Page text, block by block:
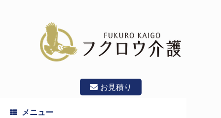
お見積り
メニュー